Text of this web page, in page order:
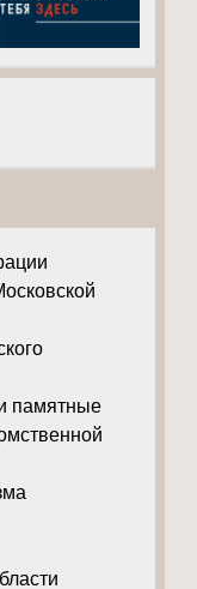
памятные